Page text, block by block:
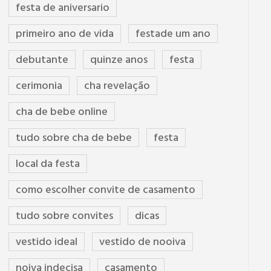
festa de aniversario
primeiro ano de vida
festade um ano
debutante
quinze anos
festa
cerimonia
cha revelação
cha de bebe online
tudo sobre cha de bebe
festa
local da festa
como escolher convite de casamento
tudo sobre convites
dicas
vestido ideal
vestido de nooiva